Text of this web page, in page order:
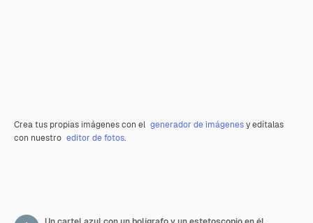
Crea tus propias imágenes con el generador de imágenesy edítalas
con nuestro editor de fotos.